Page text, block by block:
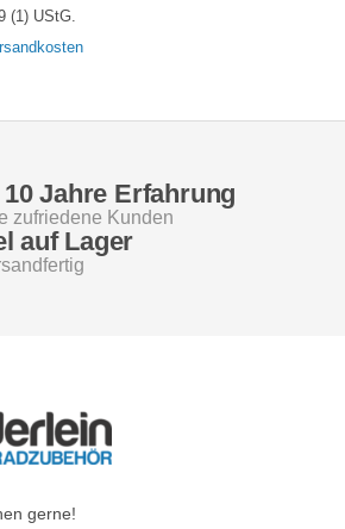
war:
93,90 €
ist:
84,90 €.
(1) UStG.
Jahre Erfahrung
zufriedene Kunden
auf Lager
gerne!